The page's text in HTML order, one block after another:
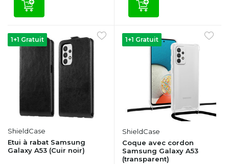
1+1 Gratuit
ShieldCase
Etui à rabat Samsung
Galaxy A53 (Cuir noir)
1+1 Gratuit
ShieldCase
Coque avec cordon
Samsung Galaxy A53
(transparent)